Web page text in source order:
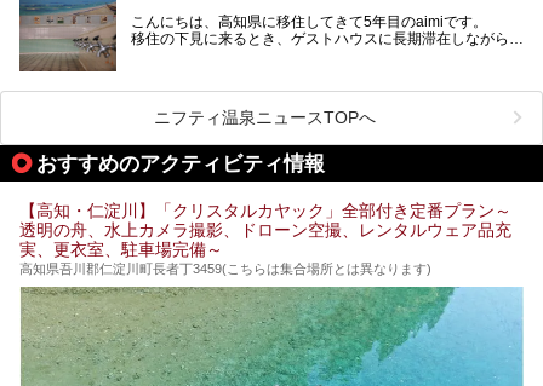
帰り温泉（お風呂）がありません。
中でもライターおすすめの３つの温泉をご紹介します。
などが問題なければ、温泉に入ってから向かうことをオスス
メします。
なぜなら最寄り温泉でも車で４０分、山を降りていかねばな
りませんからね…！！
もしくは、翌日キャンプ帰りに立ち寄るのもおすすめです。
それでは見ていきましょう。
こんにちは、高知県に移住してきて5年目のaimiです。
移住の下見に来るとき、ゲストハウスに長期滞在しながら観
高知市というと、高知県の人口の半分が集まっているにぎや
かなイメージがある方も多いかと思いますが、昔ながらの老
舗銭湯がけっこうな数あるのですよ。
規模は小さいながら、元気に営業中なので観光がてら訪問し
てみてはいかがでしょう？
Kですよ♪
それではチェックしてきましょう♪
ニフティ温泉ニュースTOPへ
おすすめのアクティビティ情報
【高知・仁淀川】「クリスタルカヤック」全部付き定番プラン～
透明の舟、水上カメラ撮影、ドローン空撮、レンタルウェア品充
実、更衣室、駐車場完備～
高知県吾川郡仁淀川町長者丁3459(こちらは集合場所とは異なります)